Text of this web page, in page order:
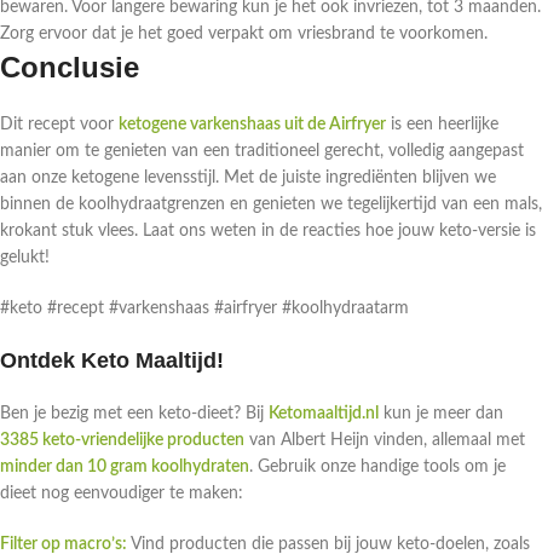
bewaren. Voor langere bewaring kun je het ook invriezen, tot 3 maanden.
Zorg ervoor dat je het goed verpakt om vriesbrand te voorkomen.
Conclusie
Dit recept voor ketogene varkenshaas uit de Airfryer is een heerlijke
manier om te genieten van een traditioneel gerecht, volledig aangepast
aan onze ketogene levensstijl. Met de juiste ingrediënten blijven we
binnen de koolhydraatgrenzen en genieten we tegelijkertijd van een mals,
krokant stuk vlees. Laat ons weten in de reacties hoe jouw keto-versie is
gelukt!
#keto #recept #varkenshaas #airfryer #koolhydraatarm
Ontdek Keto Maaltijd!
Ben je bezig met een keto-dieet? Bij Ketomaaltijd.nl
kun je meer dan
3385 keto-vriendelijke producten van Albert Heijn vinden, allemaal met
minder dan 10 gram koolhydraten. Gebruik onze handige tools om je
dieet nog eenvoudiger te maken:
Filter op macro’s: Vind producten die passen bij jouw keto-doelen, zoals